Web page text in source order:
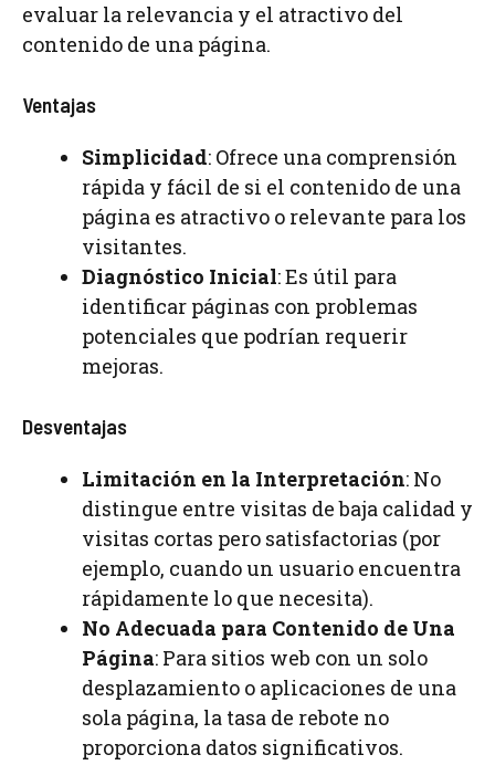
evaluar la relevancia y el atractivo del
contenido de una página.
Ventajas
Simplicidad: Ofrece una comprensión
rápida y fácil de si el contenido de una
página es atractivo o relevante para los
visitantes.
Diagnóstico Inicial: Es útil para
identificar páginas con problemas
potenciales que podrían requerir
mejoras.
Desventajas
Limitación en la Interpretación: No
distingue entre visitas de baja calidad y
visitas cortas pero satisfactorias (por
ejemplo, cuando un usuario encuentra
rápidamente lo que necesita).
No Adecuada para Contenido de Una
Página: Para sitios web con un solo
desplazamiento o aplicaciones de una
sola página, la tasa de rebote no
proporciona datos significativos.